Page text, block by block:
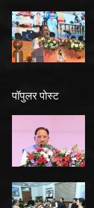
पॉपुलर पोस्ट